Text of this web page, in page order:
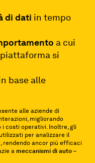
di dati in tempo
a cui
si
base alle
alle aziende di
migliorando
i costi operativi. Inoltre, gli
per analizzare il
rendendo ancor più efficaci
a meccanismi di auto –